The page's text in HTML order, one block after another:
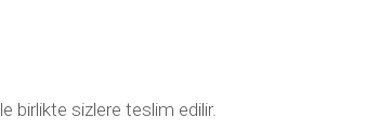
birlikte sizlere teslim edilir.